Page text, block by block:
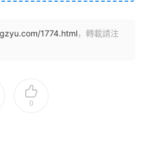
1774.html，轉載請注
0